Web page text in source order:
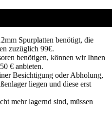
Spurplatten benötigt, die
zuzüglich 99€.
benötigen, können wir Ihnen
€ anbieten.
Besichtigung oder Abholung,
liegen und diese erst
mehr lagernd sind, müssen